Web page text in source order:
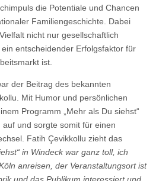
die Potentiale und Chancen
Familiengeschichte. Dabei
nicht nur gesellschaftlich
entscheidender Erfolgsfaktor für
ist.
der Beitrag des bekannten
Mit Humor und persönlichen
Programm „Mehr als Du siehst“
und sorgte somit für einen
Fatih Çevikkollu zieht das
in Windeck war ganz toll, ich
anreisen, der Veranstaltungsort ist
und das Publikum interessiert und